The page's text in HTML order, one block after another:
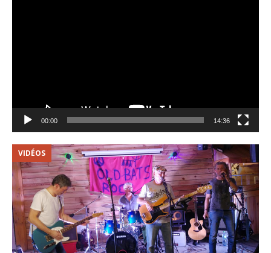
00:00 14:36
VIDÉOS